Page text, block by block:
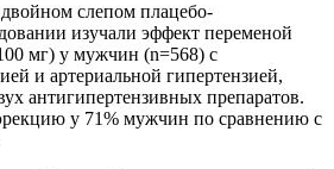
слепом плацебо-
изучали эффект переменой
мг) у мужчин (n=568) с
и артериальной гипертензией,
антигипертензивных препаратов.
у 71% мужчин по сравнению с